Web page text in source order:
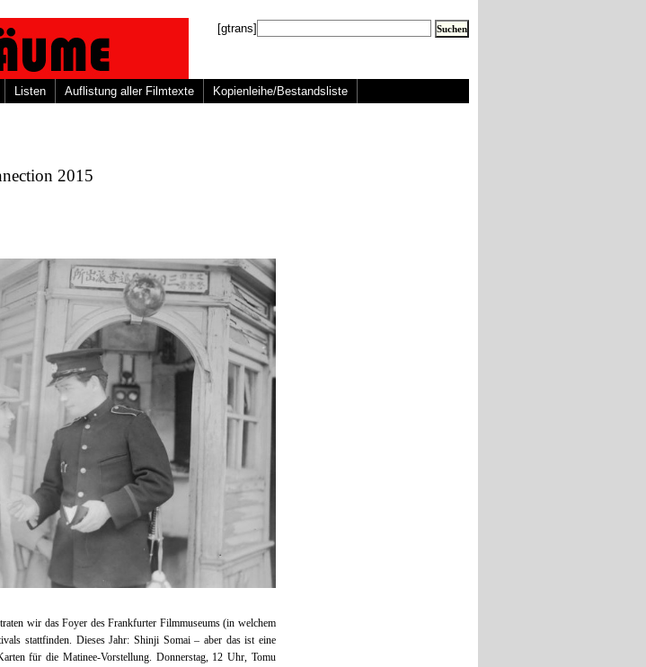
[gtrans]
Listen Auflistung aller Filmtexte Kopienleihe/Bestandsliste
2015
wir das Foyer des Frankfurter Filmmuseums (in welchem
stattfinden. Dieses Jahr: Shinji Somai – aber das ist eine
für die Matinee-Vorstellung. Donnerstag, 12 Uhr, Tomu